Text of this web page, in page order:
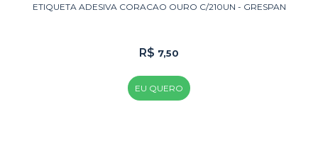
ETIQUETA ADESIVA CORACAO OURO C/210UN - GRESPAN
R$ 7,50
EU QUERO